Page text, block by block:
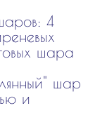
4
шара
шар
и